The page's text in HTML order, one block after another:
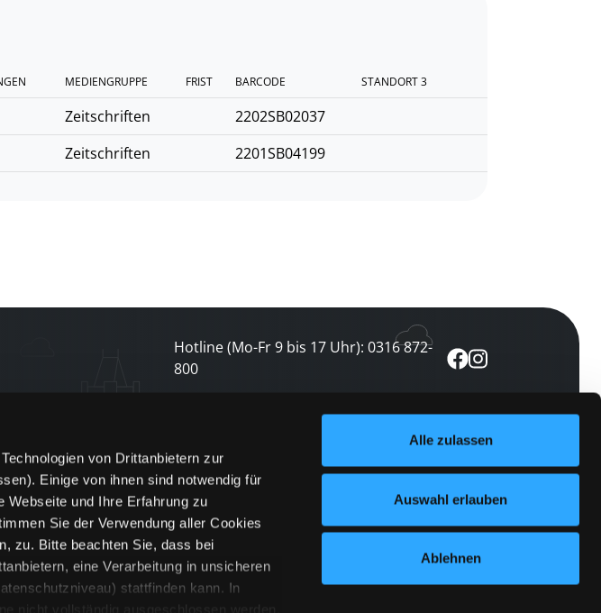
von Drittanbietern zur
Einige von ihnen sind notwendig für
Webseite und Ihre Erfahrung zu
Sie der Verwendung aller Cookies
zu. Bitte beachten Sie, dass bei
eine Verarbeitung in unsicheren
stattfinden kann. In
nicht vollständig ausgeschlossen werden.
Alle zulassen
Auswahl erlauben
Ablehnen
MEDIENGRUPPE FRIST BARCODE STANDORT 3
Zeitschriften
2202SB02037
Zeitschriften 2201SB04199
Hotline (Mo-Fr 9 bis 17 Uhr): 0316 872-
800
Newsletter abonnieren
und keine Veranstaltung verpassen
jetzt abonnieren